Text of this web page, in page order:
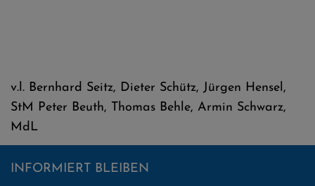
v.l. Bernhard Seitz, Dieter Schütz, Jürgen Hensel,
StM Peter Beuth, Thomas Behle, Armin Schwarz,
MdL
INFORMIERT BLEIBEN